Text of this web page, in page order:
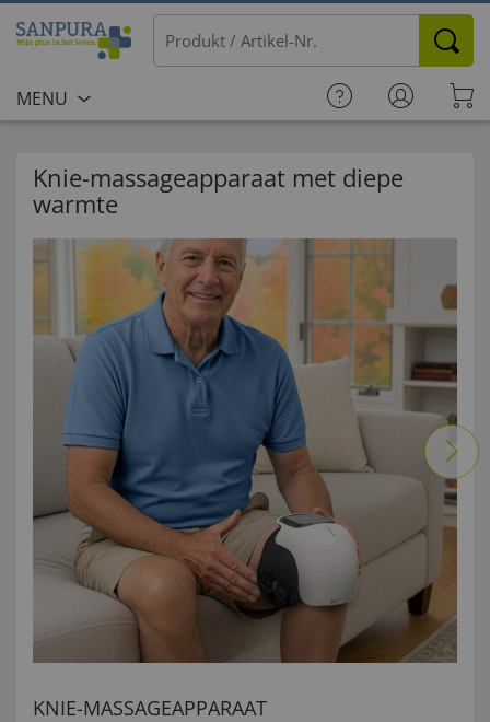
MENU
Knie-massageapparaat met diepe
warmte
KNIE-MASSAGEAPPARAAT